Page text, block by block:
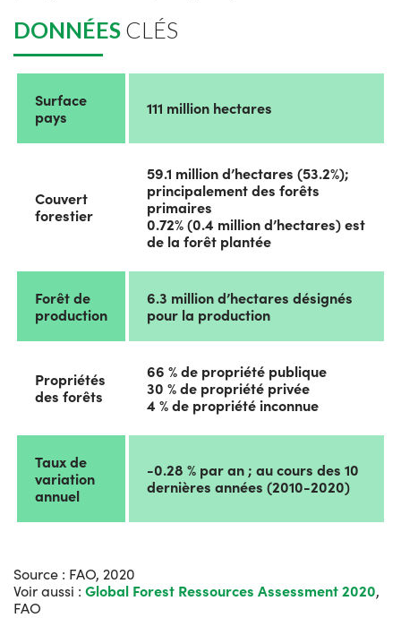
DONNÉES CLÉS
Surface
pays
111 million hectares
Couvert
forestier
59.1 million d’hectares (53.2%);
principalement des forêts
primaires
0.72% (0.4 million d’hectares) est
de la forêt plantée
Forêt de
production
6.3 million d’hectares désignés
pour la production
Propriétés
des forêts
66 % de propriété publique
30 % de propriété privée
4 % de propriété inconnue
Taux de
variation
annuel
-0.28 % par an ; au cours des 10
dernières années (2010-2020)
Source : FAO, 2020
Voir aussi : Global Forest Ressources Assessment 2020,
FAO